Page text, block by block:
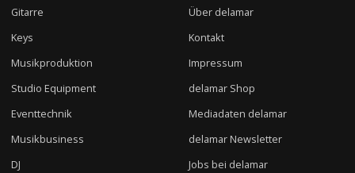
Gitarre
Keys
Musikproduktion
Studio Equipment
Eventtechnik
Musikbusiness
DJ
Über delamar
Kontakt
Impressum
delamar Shop
Mediadaten delamar
delamar Newsletter
Jobs bei delamar